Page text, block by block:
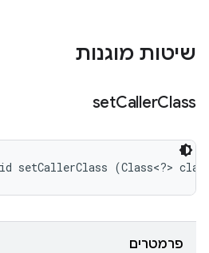
שיטות מוגנות
setCallerClass
setCallerClass (Class<?>
פרמטרים